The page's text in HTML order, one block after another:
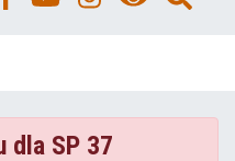
dla SP 37